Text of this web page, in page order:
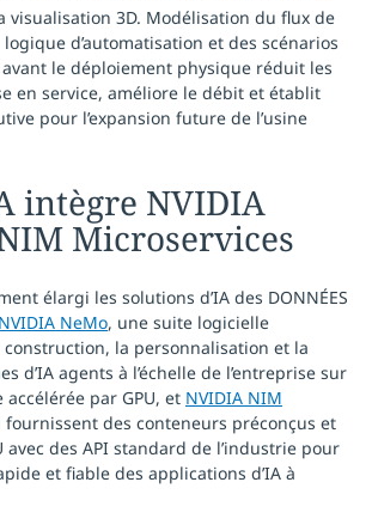
visualisation 3D. Modélisation du flux de
d’automatisation et des scénarios
le déploiement physique réduit les
en service, améliore le débit et établit
pour l’expansion future de l’usine
intègre NVIDIA
Microservices
élargi les solutions d’IA des DONNÉES
NVIDIA NeMo, une suite logicielle
la personnalisation et la
d’IA agents à l’échelle de l’entreprise sur
par GPU, et NVIDIA NIM
fournissent des conteneurs préconçus et
avec des API standard de l’industrie pour
et fiable des applications d’IA à